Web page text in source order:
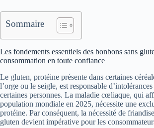
Sommaire
Les fondements essentiels des bonbons sans
consommation en toute confiance
Le gluten, protéine présente dans certaines
l’orge ou le seigle, est responsable
certaines personnes. La maladie cœliaque, qui
population mondiale en 2025, nécessite une
protéine. Par conséquent, la nécessité de
gluten devient impérative pour les